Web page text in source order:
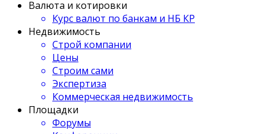
Валюта и котировки
Курс валют по банкам и НБ КР
Недвижимость
Строй компании
Цены
Строим сами
Экспертиза
Коммерческая недвижимость
Площадки
Форумы